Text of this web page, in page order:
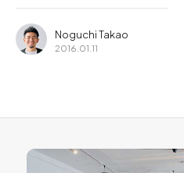
Noguchi Takao
2016.01.11